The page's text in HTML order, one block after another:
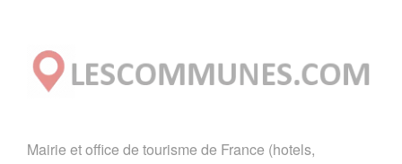
Mairie et office de tourisme de France (hotels,